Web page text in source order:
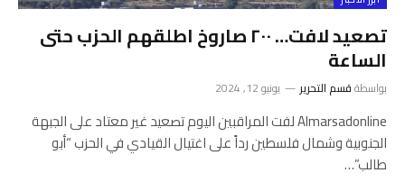
تصعيد لافت… ٢٠٠ صاروخ اطلقهم الحزب حتى
الساعة
بواسطةقسم التحرير يونيو 12, 2024
Almarsadonline لفت المراقبين اليوم تصعيد غير معتاد على الجبهة
الجنوبية وشمال فلسطين رداً على اغتيال القيادي في الحزب “أبو
طالب”…